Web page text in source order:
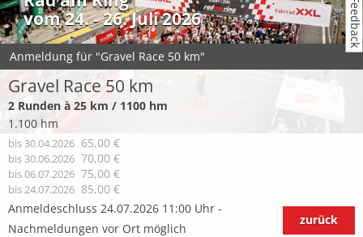
vom 24. - 26. Juli 2026
Anmeldung für "Gravel Race 50 km"
Gravel Race 50 km
2 Runden à 25 km / 1100 hm
1.100 hm
bis 30.04.2026 65,00 €
bis 30.06.2026 70,00 €
bis 06.07.2026 75,00 €
bis 24.07.2026 85,00 €
Anmeldeschluss 24.07.2026 11:00 Uhr -
Nachmeldungen vor Ort möglich
zurück
Feedback